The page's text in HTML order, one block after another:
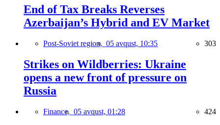
End of Tax Breaks Reverses
Azerbaijan’s Hybrid and EV Market
Post-Soviet region, 05 avqust, 10:35 303
Strikes on Wildberries: Ukraine
opens a new front of pressure on
Russia
Finance, 05 avqust, 01:28 424